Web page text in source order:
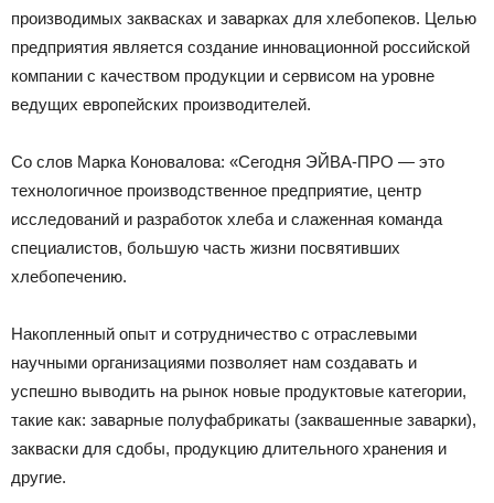
производимых заквасках и заварках для хлебопеков. Целью
предприятия является создание инновационной российской
компании с качеством продукции и сервисом на уровне
ведущих европейских производителей.
Со слов Марка Коновалова: «Сегодня ЭЙВА-ПРО — это
технологичное производственное предприятие, центр
исследований и разработок хлеба и слаженная команда
специалистов, большую часть жизни посвятивших
хлебопечению.
Накопленный опыт и сотрудничество с отраслевыми
научными организациями позволяет нам создавать и
успешно выводить на рынок новые продуктовые категории,
такие как: заварные полуфабрикаты (заквашенные заварки),
закваски для сдобы, продукцию длительного хранения и
другие.